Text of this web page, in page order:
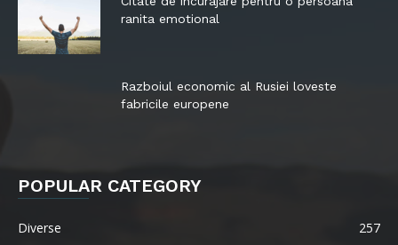
ranita emotional
Razboiul economic al Rusiei loveste
fabricile europene
POPULAR CATEGORY
Diverse
257